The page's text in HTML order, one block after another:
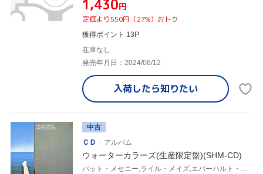
¥1,430円
定価より550円（27%）おトク
獲得ポイント 13P
在庫なし
発売年月日：2024/06/12
入荷したら知りたい
中古
ＣＤ
アルバム
ウォーターカラーズ(生産限定盤)(SHM-CD)
パット・メセニー,ライル・メイズ,エバーハルト・ウェーバー,ダン・ゴットリーブ